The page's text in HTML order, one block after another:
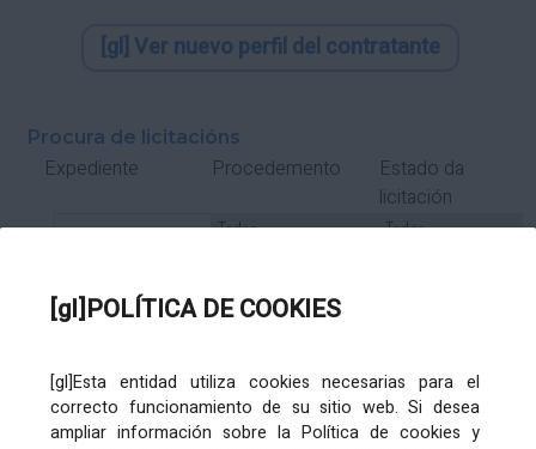
[gl]POLÍTICA DE COOKIES
[gl]Esta entidad utiliza cookies necesarias para el
correcto funcionamiento de su sitio web. Si desea
ampliar información sobre la Política de cookies y
[gl] Ver nuevo perfil del contratante
Procura de licitacións
Expediente Procedemento
Estado da
licitación
Subcontrato Tramitación
Órgano de contratación Título